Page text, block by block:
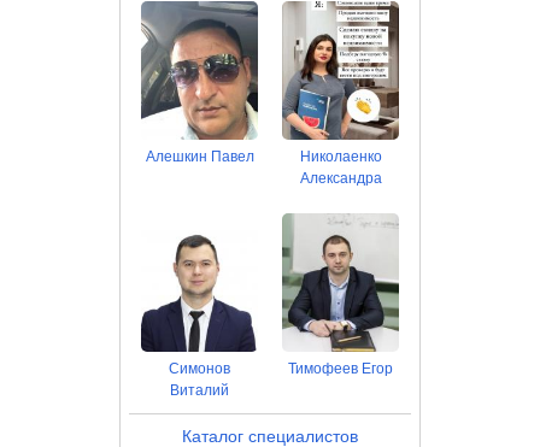
Алешкин Павел
Николаенко
Александра
Симонов
Виталий
Тимофеев Егор
Каталог специалистов